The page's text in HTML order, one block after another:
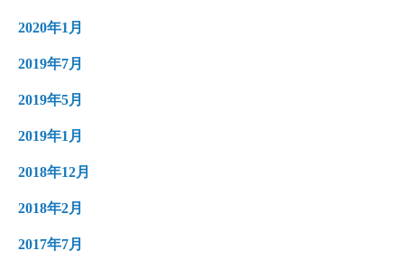
2020年1月
2019年7月
2019年5月
2019年1月
2018年12月
2018年2月
2017年7月